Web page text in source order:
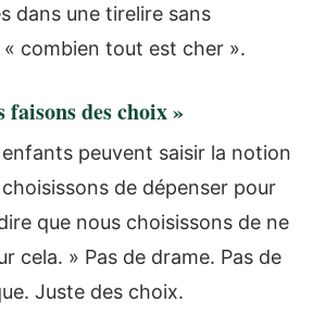
dans une tirelire sans
combien tout est cher ».
faisons des choix »
peuvent saisir la notion
de dépenser pour
que nous choisissons de ne
cela. » Pas de drame. Pas de
Juste des choix.